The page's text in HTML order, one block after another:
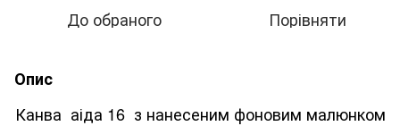
До обраного Порівняти
Опис
Канва аіда 16 з нанесеним фоновим малюнком